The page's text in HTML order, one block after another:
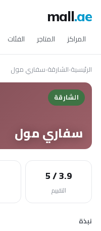
mall.ae
المراكز المتاجر الفئات
الرئيسية›الشارقة›سفاري مول
الشارقة
سفاري مول
3.9 / 5
التقييم
نبذة